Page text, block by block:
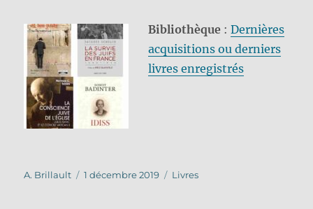
Bibliothèque :Dernières
acquisitions ou derniers
livres enregistrés
Auteur
A. Brillault
Publié
1 décembre 2019 Catégories
Livres